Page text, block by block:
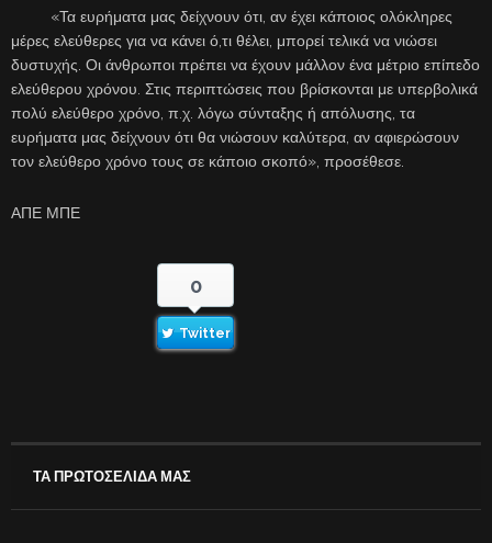
«Τα ευρήματα μας δείχνουν ότι, αν έχει κάποιος ολόκληρες
μέρες ελεύθερες για να κάνει ό,τι θέλει, μπορεί τελικά να νιώσει
δυστυχής. Οι άνθρωποι πρέπει να έχουν μάλλον ένα μέτριο επίπεδο
ελεύθερου χρόνου. Στις περιπτώσεις που βρίσκονται με υπερβολικά
πολύ ελεύθερο χρόνο, π.χ. λόγω σύνταξης ή απόλυσης, τα
ευρήματα μας δείχνουν ότι θα νιώσουν καλύτερα, αν αφιερώσουν
τον ελεύθερο χρόνο τους σε κάποιο σκοπό», προσέθεσε.
ΑΠΕ ΜΠΕ
0
Twitter
ΤΑ ΠΡΩΤΟΣΕΛΙΔΑ ΜΑΣ